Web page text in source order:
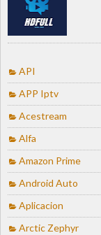
API
APP Iptv
Acestream
Alfa
Amazon Prime
Android Auto
Aplicacion
Arctic Zephyr